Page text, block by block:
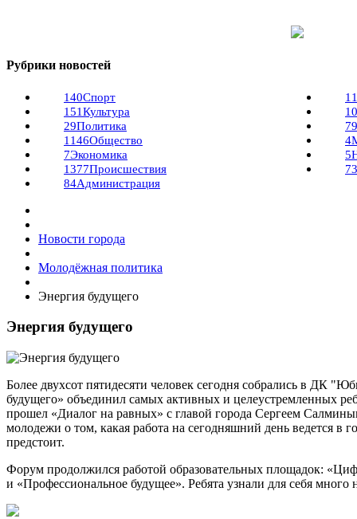
Рубрики новостей
140Спорт
151Культура
29Политика
1146Общество
7Экономика
1377Происшествия
84Администрация
79
4
5
Новости города
Молодёжная политика
Энергия будущего
Энергия будущего
Более двухсот пятидесяти человек сегодня собрались в ДК
будущего» объединил самых активных и целеустремленных
прошел «Диалог на равных» с главой города Сергеем
молодежи о том, какая работа на сегодняшний день ведется в
предстоит.
Форум продолжился работой образовательных площадок:
и «Профессиональное будущее». Ребята узнали для себя много